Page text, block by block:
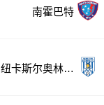
南霍巴特
纽卡斯尔奥林匹